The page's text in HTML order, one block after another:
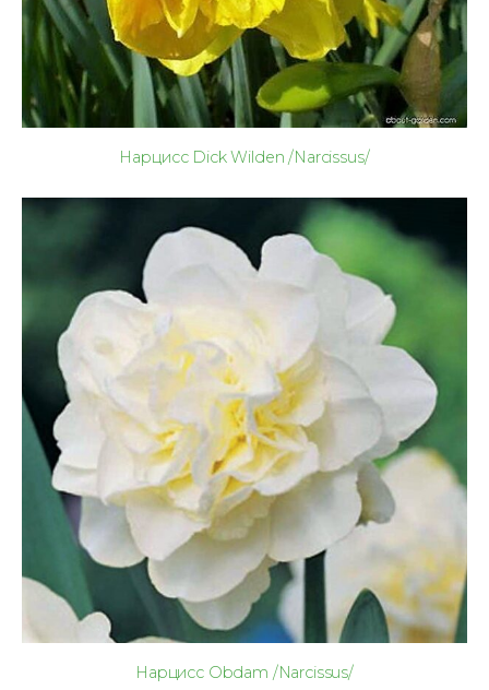
Нарцисс Dick Wilden /Narcissus/
Нарцисс Obdam /Narcissus/